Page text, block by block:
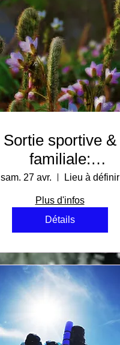
Sortie sportive &
familiale:
Promenade dans
les champs; c'est
la saison des
''têtes de violons''
sam. 27 avr. Lieu à définir
Plus d'infos
Détails